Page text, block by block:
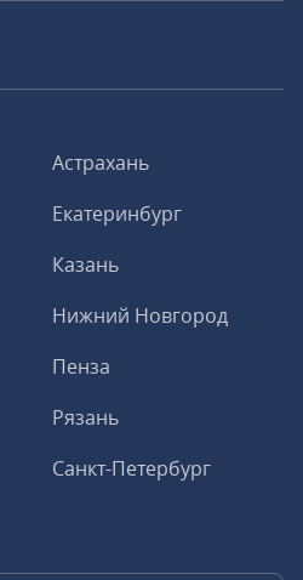
Астрахань
Екатеринбург
Казань
Нижний Новгород
Пенза
Рязань
Санкт-Петербург